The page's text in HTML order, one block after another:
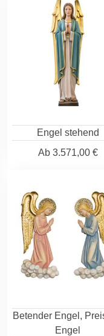
Engel stehend
Ab3.571,00 €
Betender Engel,
Engel